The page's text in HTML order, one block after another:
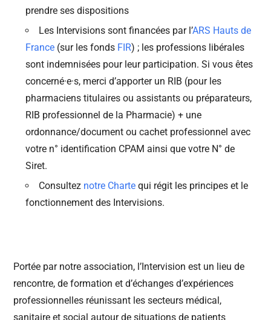
prendre ses dispositions
Les Intervisions sont financées par l’ARS Hauts de
France (sur les fonds FIR) ; les professions libérales
sont indemnisées pour leur participation. Si vous êtes
concerné·e·s, merci d’apporter un RIB (pour les
pharmaciens titulaires ou assistants ou préparateurs,
RIB professionnel de la Pharmacie) + une
ordonnance/document ou cachet professionnel avec
votre n° identification CPAM ainsi que votre N° de
Siret.
Consultez notre Charte qui régit les principes et le
fonctionnement des Intervisions.
Portée par notre association, l’Intervision est un lieu de
rencontre, de formation et d’échanges d’expériences
professionnelles réunissant les secteurs médical,
sanitaire et social autour de situations de patients